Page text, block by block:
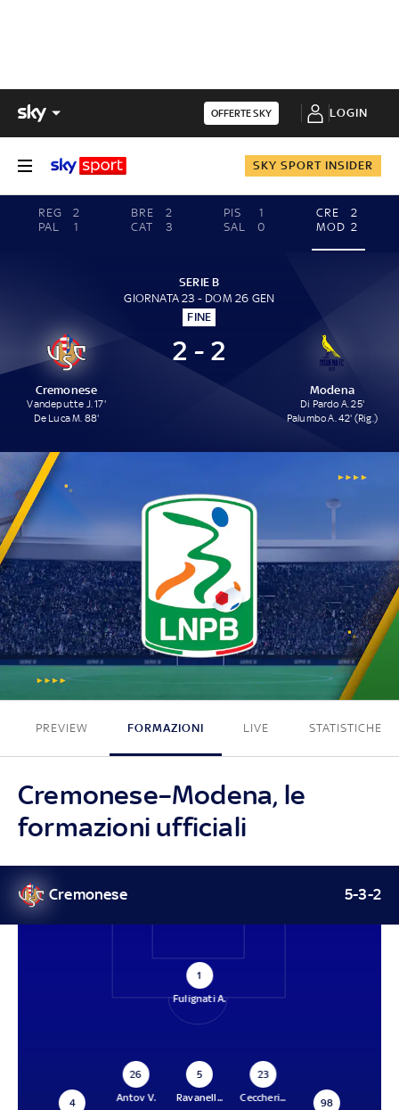
OFFERTE SKY LOGIN
SKY SPORT INSIDER
REG
2
PAL
1
BRE
2
CAT
3
PIS
1
SAL
0
CRE
2
MOD 2
SERIE B
GIORNATA 23 - DOM 26 GEN
FINE
Cremonese
Vandeputte J. 17'
De Luca M. 88'
2 - 2
Modena
Di Pardo A. 25'
Palumbo A. 42' (Rig.)
2 - 2
PREVIEW FORMAZIONI LIVE STATISTICHE
Cremonese–Modena, le
formazioni ufficiali
Cremonese 5-3-2
1
Fulignati A.
4
26
Antov V.
5
Ravanell...
23
Ceccheri...
98